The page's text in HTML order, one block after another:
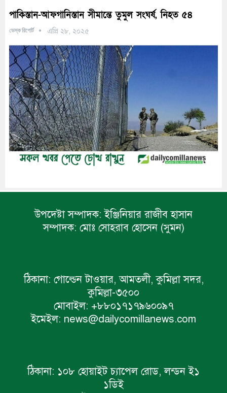
পাকিস্তান-আফগানিস্তান সীমান্তে তুমুল সংঘর্ষ, নিহত ৫৪
ডেস্ক রিপোর্ট এপ্রি ২৮, ২০২৫
উপদেষ্টা সম্পাদক: ইঞ্জিনিয়ার রাজীব হাসান
সম্পাদক: মোঃ সোহরাব হোসেন (সুমন)
ঠিকানা: গোল্ডেন টাওয়ার, আমতলী, কুমিল্লা সদর,
কুমিল্লা-৩৫০০
মোবাইল: +৮৮০১৭১৭৯৬০০৯৭
ইমেইল: news@dailycomillanews.com
ঠিকানা: ১০৮ হোয়াইট চ্যাপেল রোড, লন্ডন ই১
১ডিই